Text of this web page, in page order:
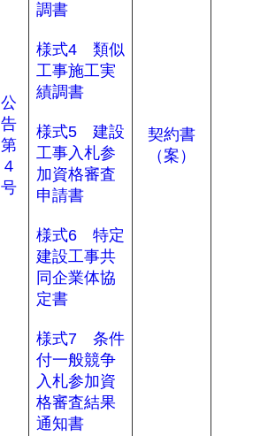
公
告
第
４
号
調書
様式4 類似
工事施工実
績調書
様式5 建設
工事入札参
加資格審査
申請書
様式6 特定
建設工事共
同企業体協
定書
様式7 条件
付一般競争
入札参加資
格審査結果
通知書
契約書
（案）